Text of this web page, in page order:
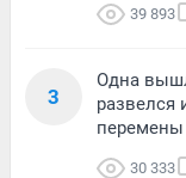
39 893
3
Одна
развелся
перемены
30 333